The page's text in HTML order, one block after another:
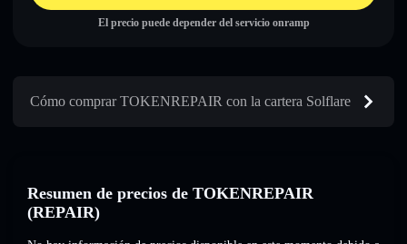
El precio puede depender del servicio onramp
Cómo comprar TOKENREPAIR con la cartera Solflare
Resumen de precios de TOKENREPAIR
(REPAIR)